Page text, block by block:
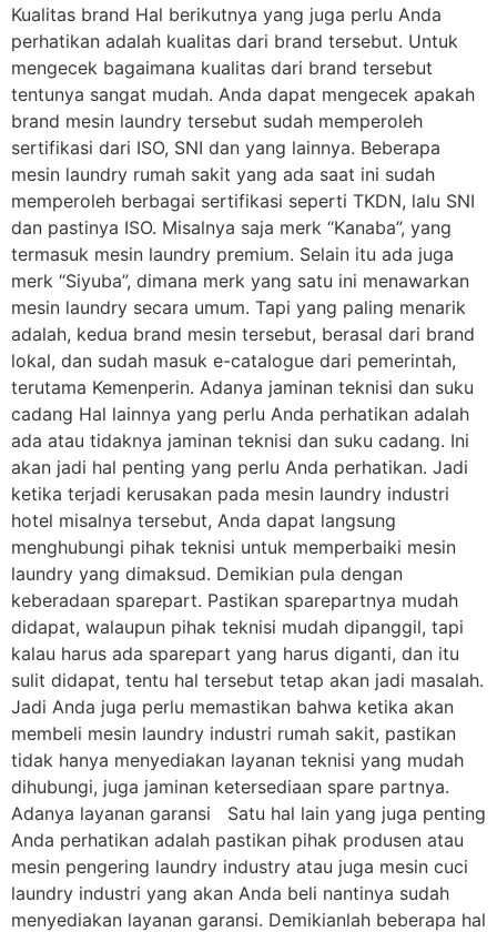
Kualitas brand Hal berikutnya yang juga perlu Anda
perhatikan adalah kualitas dari brand tersebut. Untuk
mengecek bagaimana kualitas dari brand tersebut
tentunya sangat mudah. Anda dapat mengecek apakah
brand mesin laundry tersebut sudah memperoleh
sertifikasi dari ISO, SNI dan yang lainnya. Beberapa
mesin laundry rumah sakit yang ada saat ini sudah
memperoleh berbagai sertifikasi seperti TKDN, lalu SNI
dan pastinya ISO. Misalnya saja merk “Kanaba”, yang
termasuk mesin laundry premium. Selain itu ada juga
merk “Siyuba”, dimana merk yang satu ini menawarkan
mesin laundry secara umum. Tapi yang paling menarik
adalah, kedua brand mesin tersebut, berasal dari brand
lokal, dan sudah masuk e-catalogue dari pemerintah,
terutama Kemenperin. Adanya jaminan teknisi dan suku
cadang Hal lainnya yang perlu Anda perhatikan adalah
ada atau tidaknya jaminan teknisi dan suku cadang. Ini
akan jadi hal penting yang perlu Anda perhatikan. Jadi
ketika terjadi kerusakan pada mesin laundry industri
hotel misalnya tersebut, Anda dapat langsung
menghubungi pihak teknisi untuk memperbaiki mesin
laundry yang dimaksud. Demikian pula dengan
keberadaan sparepart. Pastikan sparepartnya mudah
didapat, walaupun pihak teknisi mudah dipanggil, tapi
kalau harus ada sparepart yang harus diganti, dan itu
sulit didapat, tentu hal tersebut tetap akan jadi masalah.
Jadi Anda juga perlu memastikan bahwa ketika akan
membeli mesin laundry industri rumah sakit, pastikan
tidak hanya menyediakan layanan teknisi yang mudah
dihubungi, juga jaminan ketersediaan spare partnya.
Adanya layanan garansi Satu hal lain yang juga penting
Anda perhatikan adalah pastikan pihak produsen atau
mesin pengering laundry industry atau juga mesin cuci
laundry industri yang akan Anda beli nantinya sudah
menyediakan layanan garansi. Demikianlah beberapa hal